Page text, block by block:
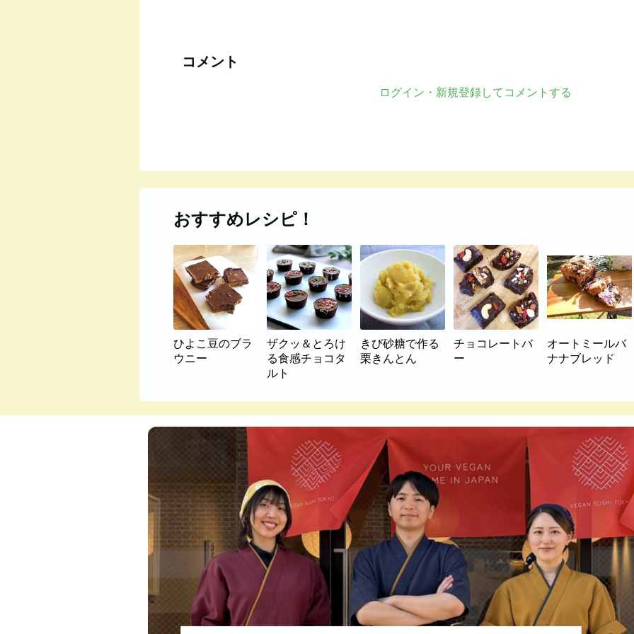
コメント
ログイン・新規登録してコメントする
おすすめレシピ！
ひよこ豆のブラ
ウニー
ザクッ＆とろけ
る食感チョコタ
ルト
きび砂糖で作る
栗きんとん
チョコレートバ
ー
オートミールバ
ナナブレッド